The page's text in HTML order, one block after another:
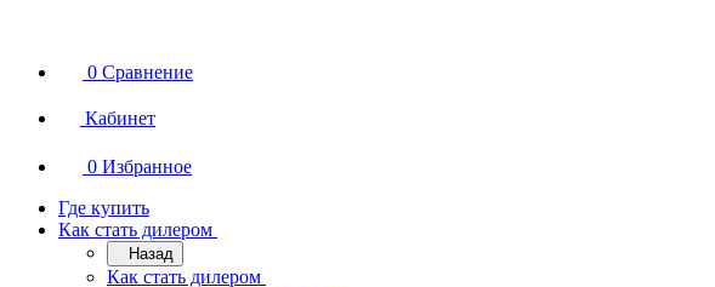
0 Сравнение
Кабинет
0 Избранное
Где купить
Как стать дилером
Назад
Как стать дилером